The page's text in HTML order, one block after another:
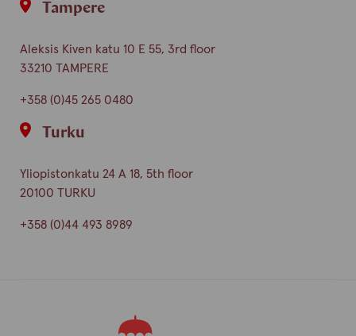
Tampere
Aleksis Kiven katu 10 E 55, 3rd floor
33210 TAMPERE
+358 (0)45 265 0480
Turku
Yliopistonkatu 24 A 18, 5th floor
20100 TURKU
+358 (0)44 493 8989